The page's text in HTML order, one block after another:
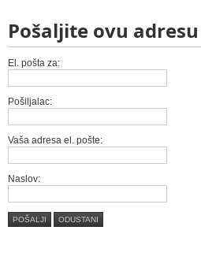
Pošaljite ovu
El. pošta za:
Pošiljalac:
Vaša adresa el. pošte:
Naslov:
POŠALJI ODUSTANI